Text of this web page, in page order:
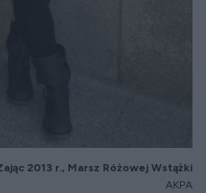
ąc 2013 r., Marsz Różowej Wstążki
AKPA